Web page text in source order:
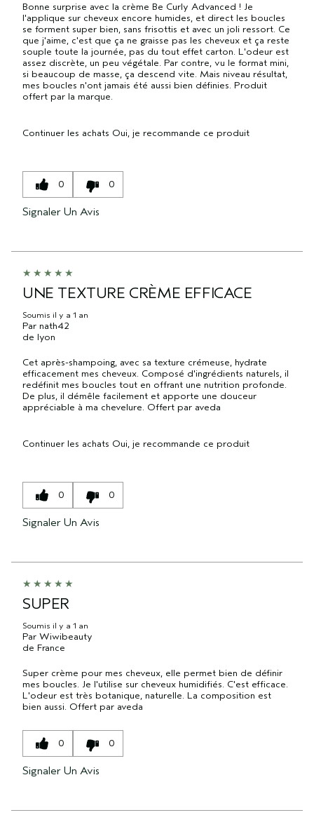
Bonne surprise avec la crème Be Curly Advanced ! Je
l'applique sur cheveux encore humides, et direct les boucles
se forment super bien, sans frisottis et avec un joli ressort. Ce
que j'aime, c'est que ça ne graisse pas les cheveux et ça reste
souple toute la journée, pas du tout effet carton. L'odeur est
assez discrète, un peu végétale. Par contre, vu le format mini,
si beaucoup de masse, ça descend vite. Mais niveau résultat,
mes boucles n'ont jamais été aussi bien définies. Produit
offert par la marque.
Continuer les achats Oui, je recommande ce produit
0 0
Signaler Un Avis
UNE TEXTURE CRÈME EFFICACE
Soumis il y a 1 an
Par nath42
de lyon
Cet après-shampoing, avec sa texture crémeuse, hydrate
efficacement mes cheveux. Composé d'ingrédients naturels, il
redéfinit mes boucles tout en offrant une nutrition profonde.
De plus, il démêle facilement et apporte une douceur
appréciable à ma chevelure. Offert par aveda
Continuer les achats Oui, je recommande ce produit
0 0
Signaler Un Avis
SUPER
Soumis il y a 1 an
Par Wiwibeauty
de France
Super crème pour mes cheveux, elle permet bien de définir
mes boucles. Je l'utilise sur cheveux humidifiés. C'est efficace.
L'odeur est très botanique, naturelle. La composition est
bien aussi. Offert par aveda
0 0
Signaler Un Avis